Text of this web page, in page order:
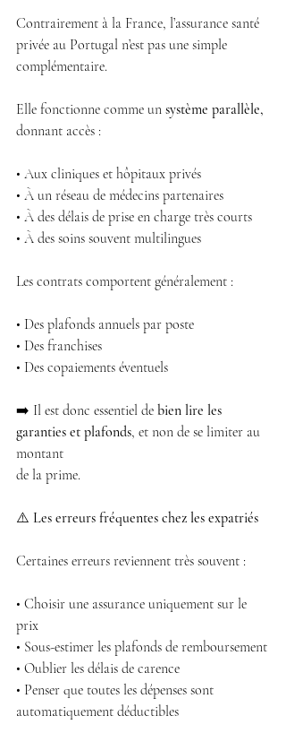
Contrairement à la France, l’assurance santé
privée au Portugal n’est pas une simple
complémentaire.
Elle fonctionne comme un système parallèle,
donnant accès :
• Aux cliniques et hôpitaux privés
• À un réseau de médecins partenaires
• À des délais de prise en charge très courts
• À des soins souvent multilingues
Les contrats comportent généralement :
• Des plafonds annuels par poste
• Des franchises
• Des copaiements éventuels
➡️ Il est donc essentiel de bien lire les
garanties et plafonds, et non de se limiter au
montant
de la prime.
⚠️ Les erreurs fréquentes chez les expatriés
Certaines erreurs reviennent très souvent :
• Choisir une assurance uniquement sur le
prix
• Sous-estimer les plafonds de remboursement
• Oublier les délais de carence
• Penser que toutes les dépenses sont
automatiquement déductibles